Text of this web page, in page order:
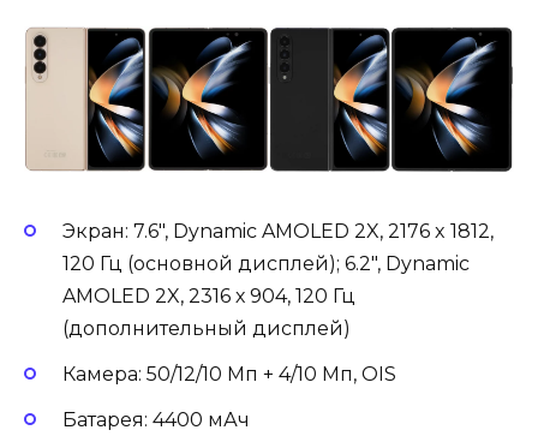
Экран: 7.6″, Dynamic AMOLED 2X, 2176 x 1812,
120 Гц (основной дисплей); 6.2″, Dynamic
AMOLED 2X, 2316 х 904, 120 Гц
(дополнительный дисплей)
Камера: 50/12/10 Мп + 4/10 Мп, OIS
Батарея: 4400 мАч